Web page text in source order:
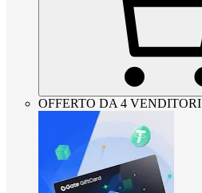
OFFERTO DA 4 VENDITORI